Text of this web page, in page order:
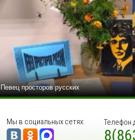
Певец просторов русских
Мы в социальных сетях: Телефон